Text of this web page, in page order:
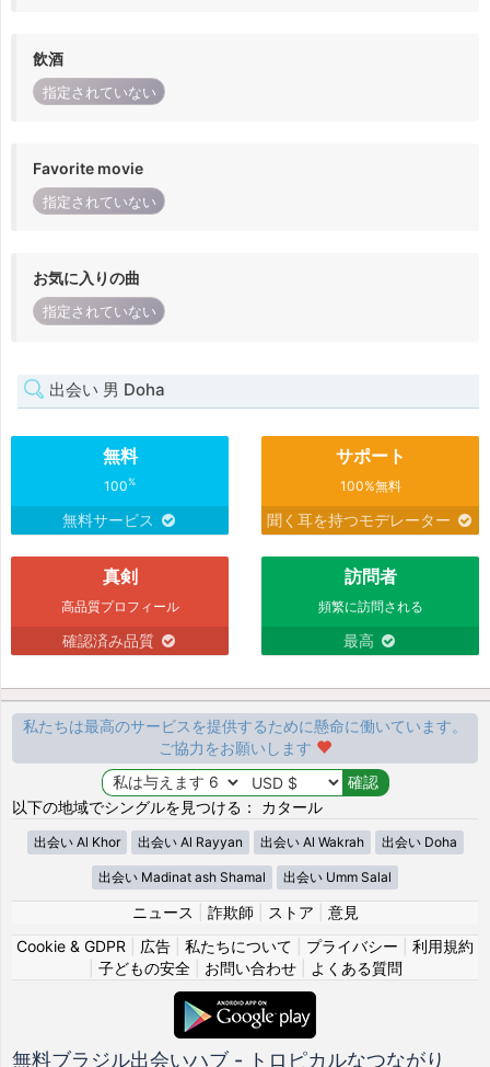
飲酒
指定されていない
Favorite movie
指定されていない
お気に入りの曲
指定されていない
出会い 男 Doha
無料
100%
無料サービス
サポート
100%無料
聞く耳を持つモデレーター
真剣
高品質プロフィール
確認済み品質
訪問者
頻繁に訪問される
最高
私たちは最高のサービスを提供するために懸命に働いています。
ご協力をお願いします
以下の地域でシングルを見つける： カタール
出会い Al Khor 出会い Al Rayyan 出会い Al Wakrah 出会い Doha
出会い Madinat ash Shamal 出会い Umm Salal
ニュース 詐欺師 ストア
意見
Cookie & GDPR
広告 私たちについて プライバシー
利用規約
子どもの安全| お問い合わせ| よくある質問
無料ブラジル出会いハブ - トロピカルなつながり